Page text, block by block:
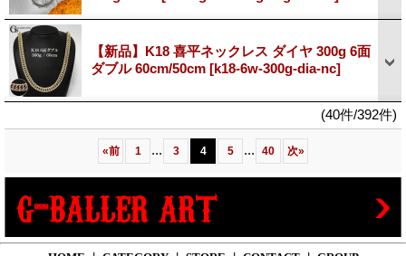
【新品】K18 喜平ネックレス ダイヤ 300g 6面
ダブル 60cm/50cm [k18-6w-300g-dia-nc]
(40件/392件)
«前 1 ... 3 4 5 ... 40 次»